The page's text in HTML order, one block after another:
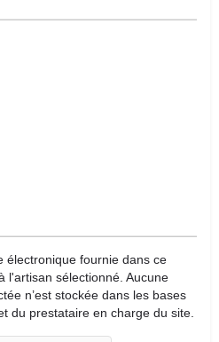
électronique fournie dans ce
l'artisan sélectionné. Aucune
n’est stockée dans les bases
du prestataire en charge du site.